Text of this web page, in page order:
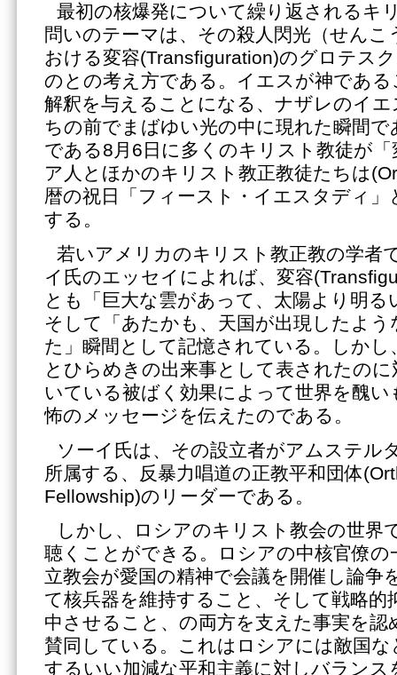
最初の核爆発について繰り返されるキ
問いのテーマは、その殺人閃光（せん
おける変容(Transfiguration)のグロテス
のとの考え方である。イエスが神であ
解釈を与えることになる、ナザレのイ
ちの前でまばゆい光の中に現れた瞬間で
である8月6日に多くのキリスト教徒が
ア人とほかのキリスト教正教徒たちは
暦の祝日「フィースト・イエスタディ
する。
若いアメリカのキリスト教正教の学者
イ氏のエッセイによれば、変容
とも「巨大な雲があって、太陽より明る
そして「あたかも、天国が出現したよ
た」瞬間として記憶されている。しかし
とひらめきの出来事として表されたの
いている被ばく効果によって世界を醜
怖のメッセージを伝えたのである。
ソーイ氏は、その設立者がアムステル
所属する、反暴力唱道の正教平和団体
Fellowship)のリーダーである。
しかし、ロシアのキリスト教会の世界
聴くことができる。ロシアの中核官僚
立教会が愛国の精神で会議を開催し論争
て核兵器を維持すること、そして戦略的
中させること、の両方を支えた事実を
賛同している。これはロシアには敵国
するいい加減な平和主義に対しバラン